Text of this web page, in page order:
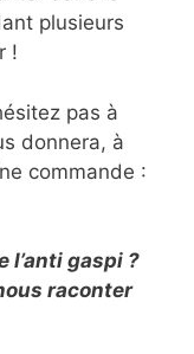
plusieurs
!
pas à
donnera, à
commande :
l’anti gaspi ?
raconter